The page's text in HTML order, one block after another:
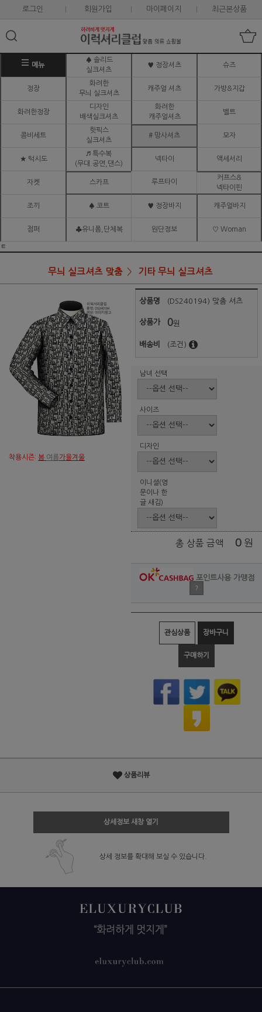
로그인 회원가입 마이페이지 최근본상품
메뉴
♠ 솔리드
실크셔츠
♥ 정장셔츠 슈즈
정장
화려한
무늬 실크셔츠
캐주얼 셔츠 가방&지갑
화려한정장
디자인
배색실크셔츠
화려한
캐주얼셔츠
벨트
콤비세트
핫픽스
실크셔츠
# 망사셔츠 모자
★ 턱시도
♬ 특수복
(무대.공연,댄스)
넥타이 액세서리
자켓 스카프 루프타이
커프스&
넥타이핀
조끼 ♠ 코트 ♥ 정장바지 캐주얼바지
점퍼 ♣유니폼,단체복 원단정보 ♡ Woman
ㅌ
무늬 실크셔츠 맞춤 기타 무늬 실크셔츠
착용시즌: 봄 여름 가을겨울
상품명 (DS240194) 맞춤 셔츠
상품가 0원
배송비 (조건)
남녀 선택
사이즈
디자인
이니셜(영
문이나 한
글 새김)
총 상품 금액 0 원
포인트사용 가맹점
?
관심상품 장바구니
구매하기
상품리뷰
상세정보 새창 열기
상세 정보를 확대해 보실 수 있습니다.